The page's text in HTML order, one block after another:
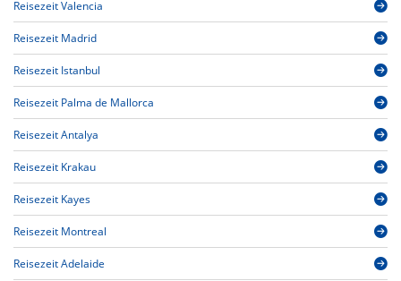
Reisezeit Valencia
Reisezeit Madrid
Reisezeit Istanbul
Reisezeit Palma de Mallorca
Reisezeit Antalya
Reisezeit Krakau
Reisezeit Kayes
Reisezeit Montreal
Reisezeit Adelaide